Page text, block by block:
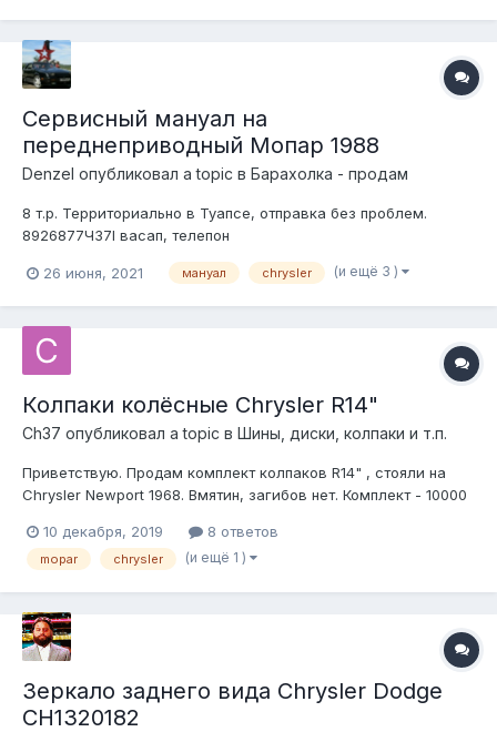
Сервисный мануал на
переднеприводный Мопар 1988
DenzeI опубликовал a topic в Барахолка - продам
8 т.р. Территориально в Туапсе, отправка без проблем.
8926877Ч37l васап, телепон
26 июня, 2021 мануал chrysler (и ещё 3 )
Колпаки колёсные Chrysler R14"
Ch37 опубликовал a topic в Шины, диски, колпаки и т.п.
Приветствую. Продам комплект колпаков R14" , стояли на
Chrysler Newport 1968. Вмятин, загибов нет. Комплект - 10000
пять-три - Николай
10 декабря, 2019 8 ответов
mopar chrysler (и ещё 1 )
Зеркало заднего вида Chrysler Dodge
CH1320182